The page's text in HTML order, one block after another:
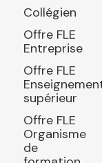
Collégien
Offre FLE
Entreprise
Offre FLE
supérieur
Offre FLE
Organisme
de